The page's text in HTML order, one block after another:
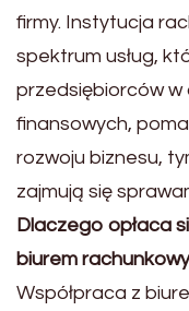
firmy. Instytucja
spektrum usług,
przedsiębiorców
finansowych,
rozwoju biznesu,
zajmują się
Dlaczego opłaca
biurem
Współpraca z